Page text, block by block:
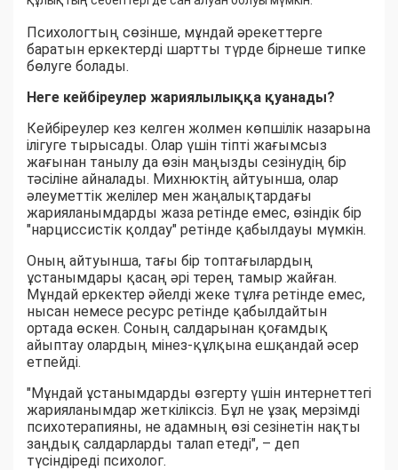
Психологтың сөзінше, мұндай әрекеттерге
баратын еркектерді шартты түрде бірнеше типке
бөлуге болады.
Неге кейбіреулер жариялылыққа қуанады?
Кейбіреулер кез келген жолмен көпшілік назарына
ілігуге тырысады. Олар үшін тіпті жағымсыз
жағынан танылу да өзін маңызды сезінудің бір
тәсіліне айналады. Михнюктің айтуынша, олар
әлеуметтік желілер мен жаңалықтардағы
жарияланымдарды жаза ретінде емес, өзіндік бір
"нарциссистік қолдау" ретінде қабылдауы мүмкін.
Оның айтуынша, тағы бір топтағылардың
ұстанымдары қасаң әрі терең тамыр жайған.
Мұндай еркектер әйелді жеке тұлға ретінде емес,
нысан немесе ресурс ретінде қабылдайтын
ортада өскен. Соның салдарынан қоғамдық
айыптау олардың мінез-құлқына ешқандай әсер
етпейді.
"Мұндай ұстанымдарды өзгерту үшін интернеттегі
жарияланымдар жеткіліксіз. Бұл не ұзақ мерзімді
психотерапияны, не адамның өзі сезінетін нақты
заңдық салдарларды талап етеді", – деп
түсіндіреді психолог.